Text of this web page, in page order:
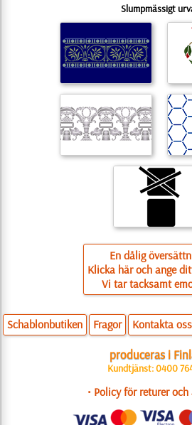
Slumpmässigt
En dålig
Klicka här och ange
Vi tar tacksamt
Schablonbutiken Fragor Kontakta oss
produceras i
Kundtjänst: 0400
• Policy för returer och